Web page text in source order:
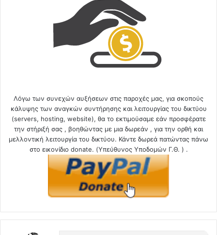
Λόγω των συνεχών αυξήσεων στις παροχές μας, για σκοπούς
κάλυψης των αναγκών συντήρησης και λειτουργίας του δικτύου
(servers, hosting, website), θα το εκτιμούσαμε εάν προσφέρατε
την στήριξή σας , βοηθώντας με μια δωρεάν , για την ορθή και
μελλοντική λειτουργία του δικτύου. Κάντε δωρεά πατώντας πάνω
στο εικονίδιο donate. (Υπεύθυνος Υποδομών Γ.Θ. ) .